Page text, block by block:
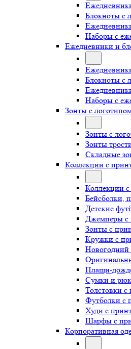
Блокноты с
Наборы с
Ежедневники и
Блокноты с
Наборы с
Зонты с
Зонты с
Зонты
Складные
Коллекции с
Коллекции
Бейсболки,
Детские
Джемперы с
Зонты с
Кружки с
Новогодний
Плащи-
Сумки и
Толстовки
Футболки с
Худи с
Шарфы с
Корпоративная